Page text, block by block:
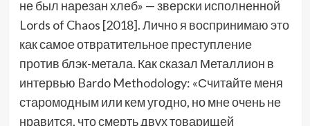
не был нарезан хлеб» — зверски исполненной
Lords of Chaos [2018]. Лично я воспринимаю это
как самое отвратительное преступление
против блэк-метала. Как сказал Металлион в
интервью Bardo Methodology: «Считайте меня
старомодным или кем угодно, но мне очень не
нравится, что смерть двух товарищей